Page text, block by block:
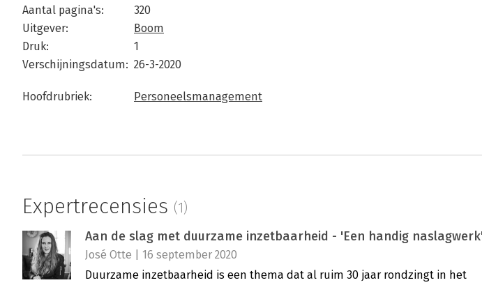
Aantal pagina's:
320
Uitgever:
Boom
Druk:
1
Verschijningsdatum: 26-3-2020
Hoofdrubriek: Personeelsmanagement
Expertrecensies (1)
Aan de slag met duurzame inzetbaarheid - 'Een handig
José Otte | 16 september 2020
Duurzame inzetbaarheid is een thema dat al ruim 30 jaar rondzingt in het